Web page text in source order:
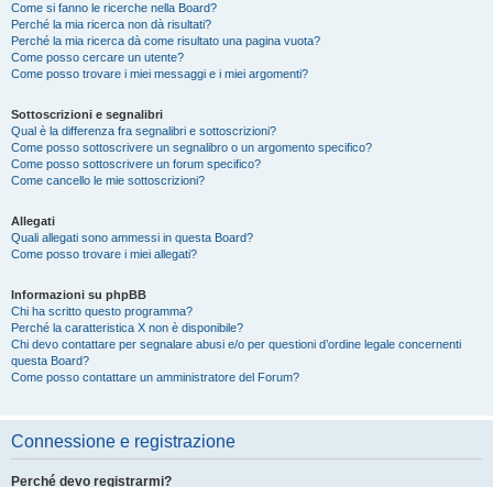
Come si fanno le ricerche nella Board?
Perché la mia ricerca non dà risultati?
Perché la mia ricerca dà come risultato una pagina vuota?
Come posso cercare un utente?
Come posso trovare i miei messaggi e i miei argomenti?
Sottoscrizioni e segnalibri
Qual è la differenza fra segnalibri e sottoscrizioni?
Come posso sottoscrivere un segnalibro o un argomento specifico?
Come posso sottoscrivere un forum specifico?
Come cancello le mie sottoscrizioni?
Allegati
Quali allegati sono ammessi in questa Board?
Come posso trovare i miei allegati?
Informazioni su phpBB
Chi ha scritto questo programma?
Perché la caratteristica X non è disponibile?
Chi devo contattare per segnalare abusi e/o per questioni d’ordine legale concernenti
questa Board?
Come posso contattare un amministratore del Forum?
Connessione e registrazione
Perché devo registrarmi?